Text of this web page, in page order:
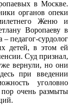
в Москве.
органов опеки
Женю и
Воропаеву в
педагог-сурдолог
детей, в этом ей
Суд признал,
вернули, но они
при введении
уголовно
очень размыты